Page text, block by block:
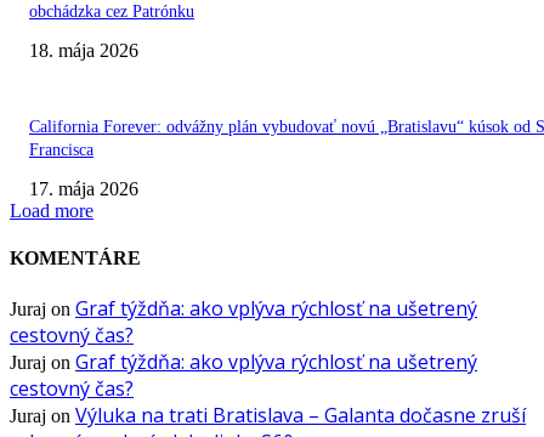
obchádzka cez Patrónku
18. mája 2026
California Forever: odvážny plán vybudovať novú „Bratislavu“ kúsok od
Francisca
17. mája 2026
Load more
KOMENTÁRE
Juraj on Graf týždňa: ako vplýva rýchlosť na ušetrený
cestovný čas?
Juraj on Graf týždňa: ako vplýva rýchlosť na ušetrený
cestovný čas?
Juraj on Výluka na trati Bratislava – Galanta dočasne zruší